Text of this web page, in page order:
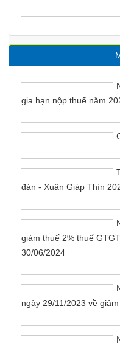
gia hạn nộp thuế năm
đán - Xuân Giáp Thìn
giảm thuế 2% thuế
30/06/2024
ngày 29/11/2023 về